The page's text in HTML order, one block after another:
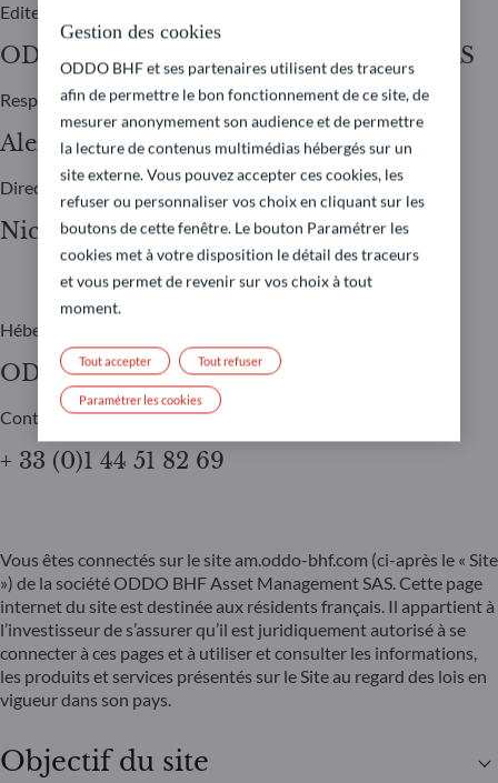
Editeur
ODDO BHF ASSET MANAGEMENT SAS
Responsable de rédaction
Alexia Marty
Directeur de la publication
Nicolas Chaput
Hébergeur
ODDO BHF SCA
Contact
+ 33 (0)1 44 51 82 69
Vous êtes connectés sur le site am.oddo-bhf.com (ci-après le « Site
») de la société ODDO BHF Asset Management SAS. Cette page
internet du site est destinée aux résidents français. Il appartient à
l’investisseur de s’assurer qu’il est juridiquement autorisé à se
connecter à ces pages et à utiliser et consulter les informations,
les produits et services présentés sur le Site au regard des lois en
vigueur dans son pays.
Objectif du site
Gestion des cookies
ODDO BHF et ses partenaires utilisent des traceurs
afin de permettre le bon fonctionnement de ce site, de
mesurer anonymement son audience et de permettre
la lecture de contenus multimédias hébergés sur un
site externe. Vous pouvez accepter ces cookies, les
refuser ou personnaliser vos choix en cliquant sur les
boutons de cette fenêtre. Le bouton Paramétrer les
cookies met à votre disposition le détail des traceurs
et vous permet de revenir sur vos choix à tout
moment.
Tout refuser
Tout accepter
Paramétrer les cookies